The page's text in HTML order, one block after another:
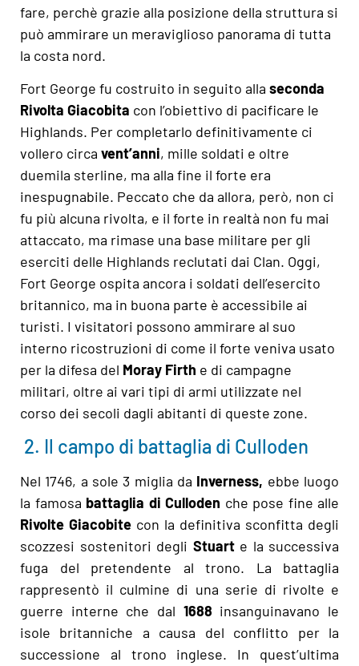
fare, perchè grazie alla posizione della struttura si
può ammirare un meraviglioso panorama di tutta
la costa nord.
Fort George fu costruito in seguito alla seconda
Rivolta Giacobita con l’obiettivo di pacificare le
Highlands. Per completarlo definitivamente ci
vollero circa vent’anni, mille soldati e oltre
duemila sterline, ma alla fine il forte era
inespugnabile. Peccato che da allora, però, non ci
fu più alcuna rivolta, e il forte in realtà non fu mai
attaccato, ma rimase una base militare per gli
eserciti delle Highlands reclutati dai Clan. Oggi,
Fort George ospita ancora i soldati dell’esercito
britannico, ma in buona parte è accessibile ai
turisti. I visitatori possono ammirare al suo
interno ricostruzioni di come il forte veniva usato
per la difesa del Moray Firth e di campagne
militari, oltre ai vari tipi di armi utilizzate nel
corso dei secoli dagli abitanti di queste zone.
2. Il campo di battaglia di Culloden
Nel 1746, a sole 3 miglia da Inverness, ebbe luogo
la famosa battaglia di Culloden che pose fine alle
Rivolte Giacobite con la definitiva sconfitta degli
scozzesi sostenitori degli Stuarte la successiva
fuga del pretendente al trono. La battaglia
rappresentò il culmine di una serie di rivolte e
guerre interne che dal 1688 insanguinavano le
isole britanniche a causa del conflitto per la
successione al trono inglese. In quest’ultima